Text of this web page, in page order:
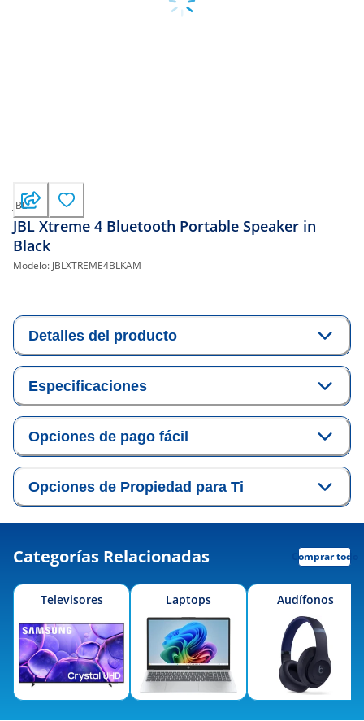
JBL
JBL Xtreme 4 Bluetooth Portable Speaker in
Black
Modelo: JBLXTREME4BLKAM
Detalles del producto
Especificaciones
Opciones de pago fácil
Opciones de Propiedad para Ti
Categorías Relacionadas Comprar todo
Televisores Laptops Audífonos